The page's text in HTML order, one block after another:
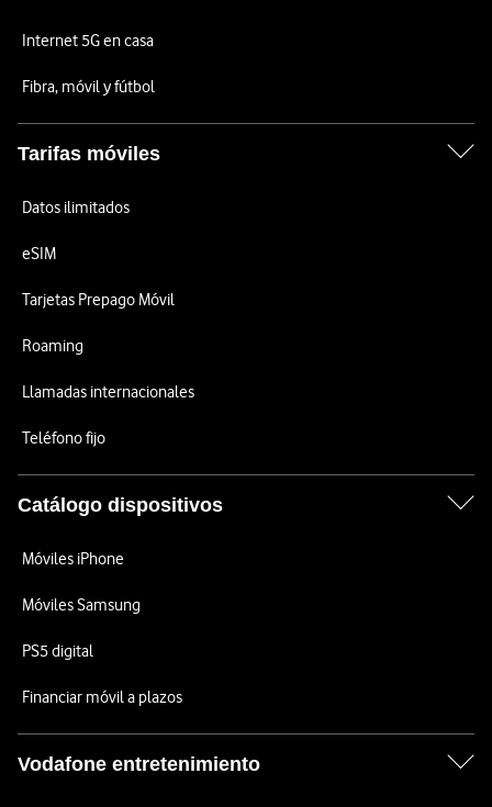
Internet 5G en casa
Fibra, móvil y fútbol
Tarifas móviles
Datos ilimitados
eSIM
Tarjetas Prepago Móvil
Roaming
Llamadas internacionales
Teléfono fijo
Catálogo dispositivos
Móviles iPhone
Móviles Samsung
PS5 digital
Financiar móvil a plazos
Vodafone entretenimiento